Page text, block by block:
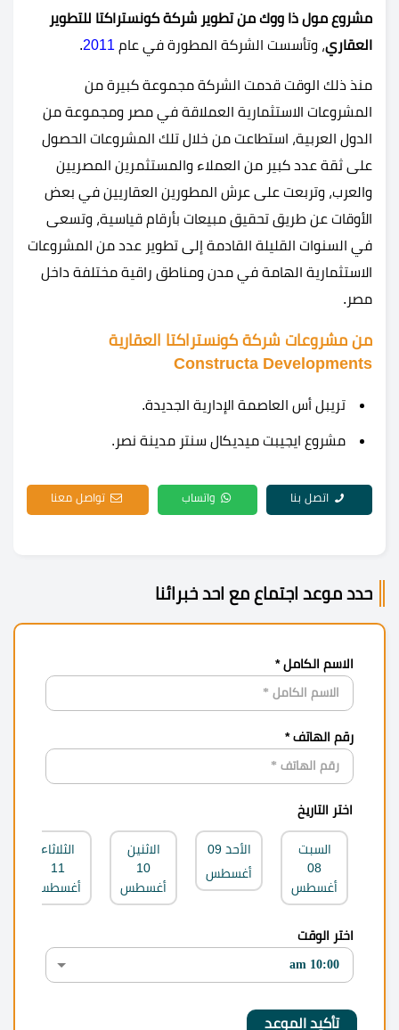
مشروع مول ذا ووك من تطوير شركة كونستراكتا للتطوير
العقاري، وتأسست الشركة المطورة في عام 2011
.
منذ ذلك الوقت قدمت الشركة مجموعة كبيرة من
المشروعات الاستثمارية العملاقة في مصر ومجموعة من
الدول العربية، استطاعت من خلال تلك المشروعات الحصول
على ثقة عدد كبير من العملاء والمستثمرين المصريين
والعرب، وتربعت على عرش المطورين العقاريين في بعض
الأوقات عن طريق تحقيق مبيعات بأرقام قياسية، وتسعى
في السنوات القليلة القادمة إلى تطوير عدد من المشروعات
الاستثمارية الهامة في مدن ومناطق راقية مختلفة داخل
مصر.
من مشروعات شركة كونستراكتا العقارية
Constructa Developments
تريبل أس العاصمة الإدارية الجديدة.
مشروع ايجيبت ميديكال سنتر مدينة نصر.
اتصل بنا واتساب تواصل معنا
حدد موعد اجتماع مع احد خبرائنا
الاسم الكامل *
رقم الهاتف *
اختر التاريخ
السبت
08
أغسطس
الأحد 09
أغسطس
الاثنين
10
أغسطس
الثلاثاء
11
أغسطس
اختر الوقت